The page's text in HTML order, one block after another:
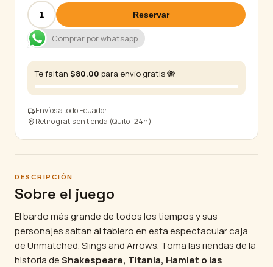
Unmatched:
Slings
&
Arrows
Reservar
Comprar por whatsapp
Te faltan $80.00 para envío gratis 🐝
Envíos a todo Ecuador
Retiro gratis en tienda (Quito · 24h)
DESCRIPCIÓN
Sobre el juego
El bardo más grande de todos los tiempos y sus
personajes saltan al tablero en esta espectacular caja
deUnmatched. Slings and Arrows. Toma las riendas de la
historia deShakespeare, Titania, Hamlet o las